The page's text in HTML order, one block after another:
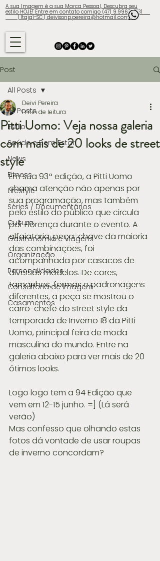
A sua Imagem é a sua Marca Pessoal, Descubra seu
estilo HOJE! Entre em contato comigo (47) 9.9960-3131
| Itajaí-SC | deivisonp.pereira@hotmail.com
Post
All Posts
Estilo
Saúde e Bem Estar
News
Fitness
Lifestyle
Séries / Documentários
Cultura
Gastronomia e Viagens
Organização
Personalidades
Consultoria de Imagem
Casamentos
All Posts
Pitti Uomo: Veja nossa galeria
com mais de 20 looks de street
style
Deivi Pereira
1 min de leitura
Em sua 93ª edição, a Pitti Uomo
chama atenção não apenas por
sua programação, mas também
pelo estilo do público que circula
por Florença durante o evento. A
alfaiataria, peça-chave da maioria
das combinações, foi
acompanhada por casacos de
diversos modelos. De cores,
tamanhos, formas e padronagens
diferentes, a peça se mostrou o
carro-chefe do street style da
temporada de Inverno 18 da Pitti
Uomo, principal feira de moda
masculina do mundo. Entre na
galeria abaixo para ver mais de 20
ótimos looks.
Logo logo tem a 94 Edição que
vem em 12-15 junho. =] (Lá será
verão)
Mas confesso que olhando estas
fotos dá vontade de usar roupas
de inverno concordam?